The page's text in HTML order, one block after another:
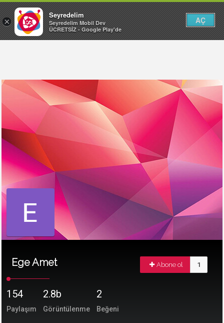
Ege Amet Abone ol 1
154
Paylaşım
2.8b
Görüntülenme
2
Beğeni
×
Seyredelim
Seyredelim Mobil Dev
ÜCRETSİZ - Google Play'de
AÇ